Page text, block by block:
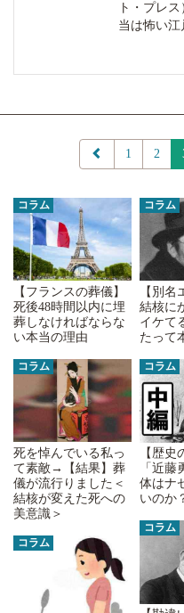
ト・プレ
当は怖い江
1 2
コラム
【フランスの葬儀】
死後48時間以内に埋
葬しなければならな
い本当の理由
コラム
【別名
結核に
イケて
たって
コラム
死を悼んでいる私っ
て素敵→【結果】葬
儀が流行りました＜
結核が変えた死への
美意識＞
コラム
【歴史
「近藤
体はナ
いのか
コラム
コラム